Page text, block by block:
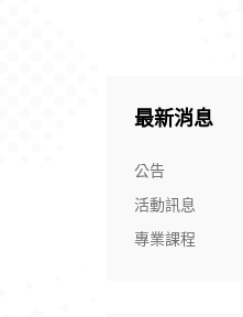
最新消息
公告
活動訊息
專業課程